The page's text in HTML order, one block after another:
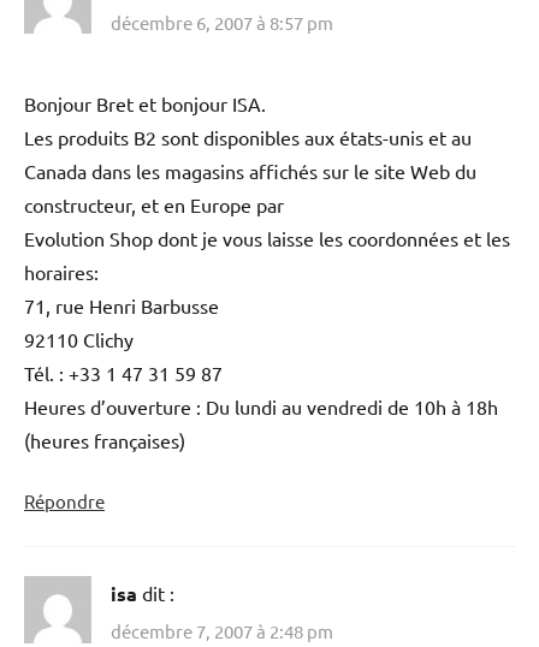
décembre 6, 2007 à 8:57 pm
Bonjour Bret et bonjour ISA.
Les produits B2 sont disponibles aux états-unis et au
Canada dans les magasins affichés sur le site Web du
constructeur, et en Europe par
Evolution Shop dont je vous laisse les coordonnées et les
horaires:
71, rue Henri Barbusse
92110 Clichy
Tél. : +33 1 47 31 59 87
Heures d’ouverture : Du lundi au vendredi de 10h à 18h
(heures françaises)
Répondre
isa dit :
décembre 7, 2007 à 2:48 pm